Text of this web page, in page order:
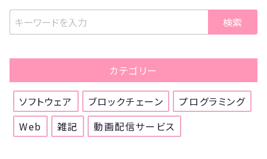
検索
カテゴリー
ソフトウェア ブロックチェーン
プログラミング
Web
雑記 動画配信サービス